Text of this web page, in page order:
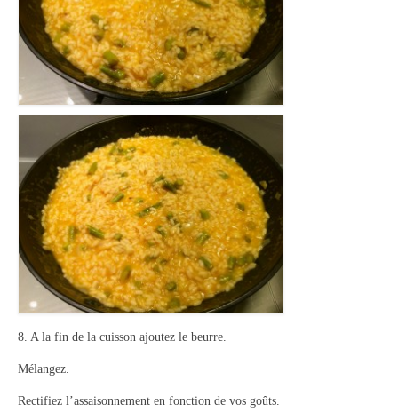
8. A la fin de la cuisson ajoutez le beurre.
Mélangez.
Rectifiez l’assaisonnement en fonction de vos goûts.